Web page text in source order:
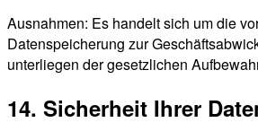
Ausnahmen: Es handelt sich um die
Datenspeicherung zur
unterliegen der gesetzlichen
14. Sicherheit Ihrer